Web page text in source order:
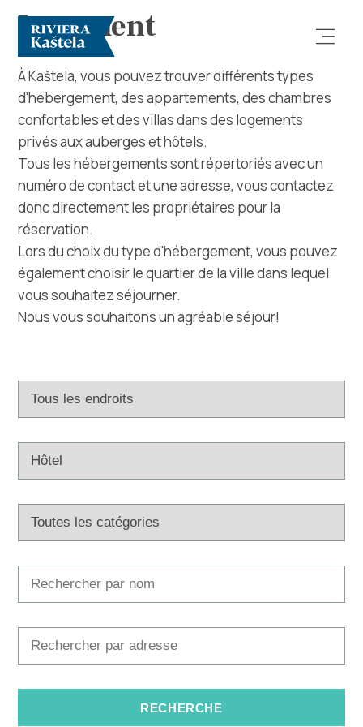
Rechercher
Destination
Que faire
Infos
Office de tourisme
Safe in Dalmatia
fr
info@kastela-info.hr
21216 Kaštel Stari, Hrvatska
Logement
À Kaštela, vous pouvez trouver différents types
d'hébergement, des appartements, des chambres
confortables et des villas dans des logements
privés aux auberges et hôtels.
Tous les hébergements sont répertoriés avec un
numéro de contact et une adresse, vous contactez
donc directement les propriétaires pour la
réservation.
Lors du choix du type d'hébergement, vous pouvez
également choisir le quartier de la ville dans lequel
vous souhaitez séjourner.
Nous vous souhaitons un agréable séjour!